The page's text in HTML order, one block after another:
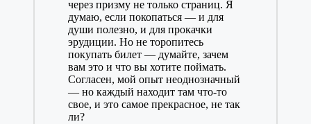
через призму не только страниц. Я
думаю, если покопаться — и для
души полезно, и для прокачки
эрудиции. Но не торопитесь
покупать билет — думайте, зачем
вам это и что вы хотите поймать.
Согласен, мой опыт неоднозначный
— но каждый находит там что-то
свое, и это самое прекрасное, не так
ли?